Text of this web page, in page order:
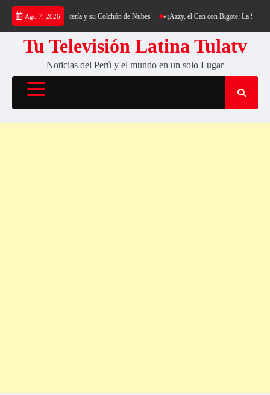
Saltar
contenido
Ago 7, 2026
al Cerro Cantería y su Colchón de Nubes «¡Azzy, el Can con Bigote: La Sensación
Tu Televisión Latina Tulatv
Noticias del Perú y el mundo en un solo Lugar